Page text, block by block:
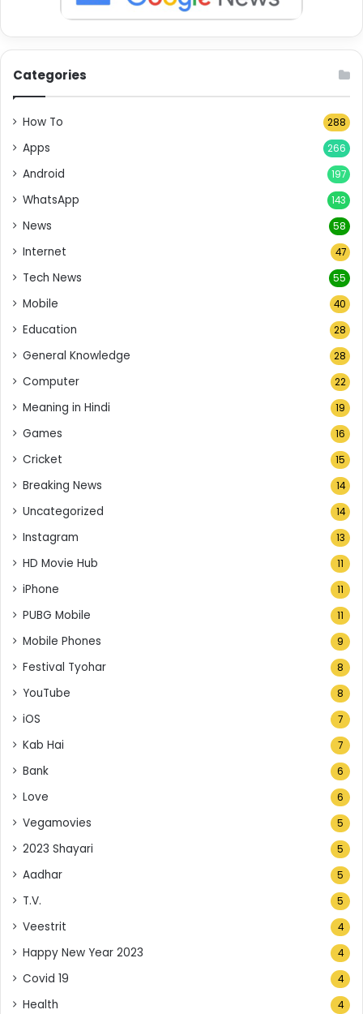
Categories
How To 288
Apps 266
Android 197
WhatsApp 143
News 58
Internet 47
Tech News 55
Mobile 40
Education 28
General Knowledge 28
Computer 22
Meaning in Hindi 19
Games 16
Cricket 15
Breaking News 14
Uncategorized 14
Instagram 13
HD Movie Hub 11
iPhone 11
PUBG Mobile 11
Mobile Phones 9
Festival Tyohar 8
YouTube 8
iOS 7
Kab Hai 7
Bank 6
Love 6
Vegamovies 5
2023 Shayari 5
Aadhar 5
T.V. 5
Veestrit 4
Happy New Year 2023 4
Covid 19 4
Health 4